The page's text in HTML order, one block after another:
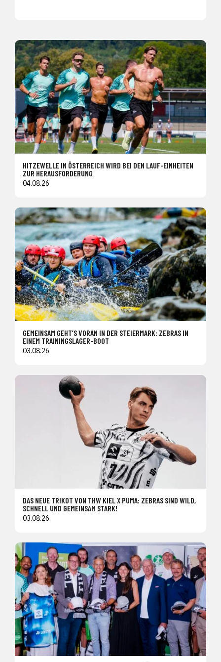
HITZEWELLE IN ÖSTERREICH WIRD BEI DEN LAUF-EINHEITEN
ZUR HERAUSFORDERUNG
04.08.26
GEMEINSAM GEHT’S VORAN IN DER STEIERMARK: ZEBRAS IN
EINEM TRAININGSLAGER-BOOT
03.08.26
DAS NEUE TRIKOT VON THW KIEL X PUMA: ZEBRAS SIND WILD,
SCHNELL UND GEMEINSAM STARK!
03.08.26